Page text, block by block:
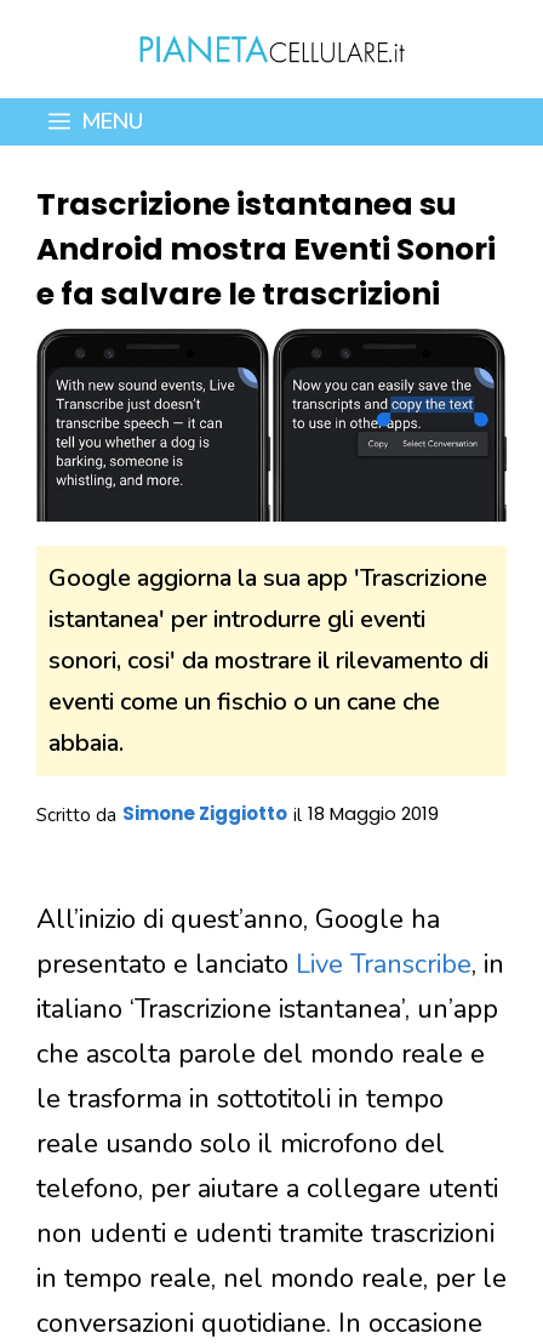
contenuto
MENU
Trascrizione istantanea su
Android mostra Eventi Sonori
e fa salvare le trascrizioni
Google aggiorna la sua app 'Trascrizione
istantanea' per introdurre gli eventi
sonori, cosi' da mostrare il rilevamento di
eventi come un fischio o un cane che
abbaia.
Scritto da Simone Ziggiotto il 18 Maggio 2019
All’inizio di quest’anno, Google ha
presentato e lanciato Live Transcribe, in
italiano ‘Trascrizione istantanea’, un’app
che ascolta parole del mondo reale e
le trasforma in sottotitoli in tempo
reale usando solo il microfono del
telefono, per aiutare a collegare utenti
non udenti e udenti tramite trascrizioni
in tempo reale, nel mondo reale, per le
conversazioni quotidiane. In occasione